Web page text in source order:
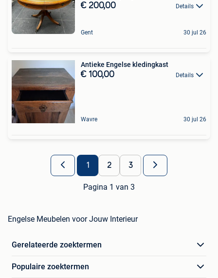
€ 200,00 Details
Gent 30 jul 26
Antieke Engelse kledingkast
€ 100,00 Details
Wavre 30 jul 26
1 2 3
Pagina 1 van 3
Engelse Meubelen voor Jouw Interieur
Gerelateerde zoektermen
Populaire zoektermen